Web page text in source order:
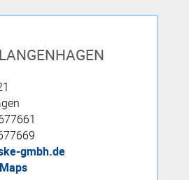
LANGENHAGEN
gmbh.de